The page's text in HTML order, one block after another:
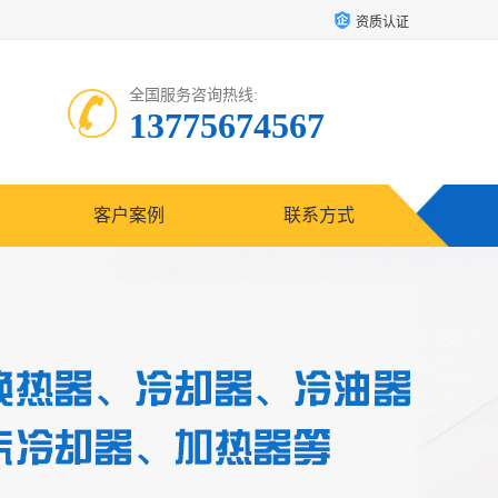
资质认证
全国服务咨询热线:
13775674567
客户案例 联系方式